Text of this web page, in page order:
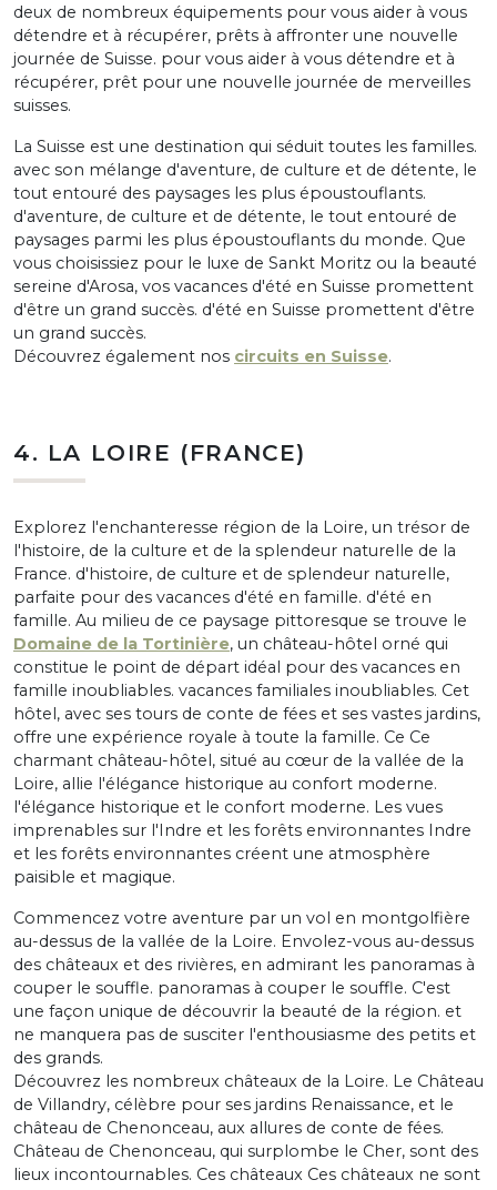
deux de nombreux équipements pour vous aider à vous
détendre et à récupérer, prêts à affronter une nouvelle
journée de Suisse. pour vous aider à vous détendre et à
récupérer, prêt pour une nouvelle journée de merveilles
suisses.
La Suisse est une destination qui séduit toutes les familles.
avec son mélange d'aventure, de culture et de détente, le
tout entouré des paysages les plus époustouflants.
d'aventure, de culture et de détente, le tout entouré de
paysages parmi les plus époustouflants du monde. Que
vous choisissiez pour le luxe de Sankt Moritz ou la beauté
sereine d'Arosa, vos vacances d'été en Suisse promettent
d'être un grand succès. d'été en Suisse promettent d'être
un grand succès.
Découvrez également nos circuits en Suisse.
4. LA LOIRE (FRANCE)
Explorez l'enchanteresse région de la Loire, un trésor de
l'histoire, de la culture et de la splendeur naturelle de la
France. d'histoire, de culture et de splendeur naturelle,
parfaite pour des vacances d'été en famille. d'été en
famille. Au milieu de ce paysage pittoresque se trouve le
Domaine de la Tortinière, un château-hôtel orné qui
constitue le point de départ idéal pour des vacances en
famille inoubliables. vacances familiales inoubliables. Cet
hôtel, avec ses tours de conte de fées et ses vastes jardins,
offre une expérience royale à toute la famille. Ce Ce
charmant château-hôtel, situé au cœur de la vallée de la
Loire, allie l'élégance historique au confort moderne.
l'élégance historique et le confort moderne. Les vues
imprenables sur l'Indre et les forêts environnantes Indre
et les forêts environnantes créent une atmosphère
paisible et magique.
Commencez votre aventure par un vol en montgolfière
au-dessus de la vallée de la Loire. Envolez-vous au-dessus
des châteaux et des rivières, en admirant les panoramas à
couper le souffle. panoramas à couper le souffle. C'est
une façon unique de découvrir la beauté de la région. et
ne manquera pas de susciter l'enthousiasme des petits et
des grands.
Découvrez les nombreux châteaux de la Loire. Le Château
de Villandry, célèbre pour ses jardins Renaissance, et le
château de Chenonceau, aux allures de conte de fées.
Château de Chenonceau, qui surplombe le Cher, sont des
lieux incontournables. Ces châteaux Ces châteaux ne sont